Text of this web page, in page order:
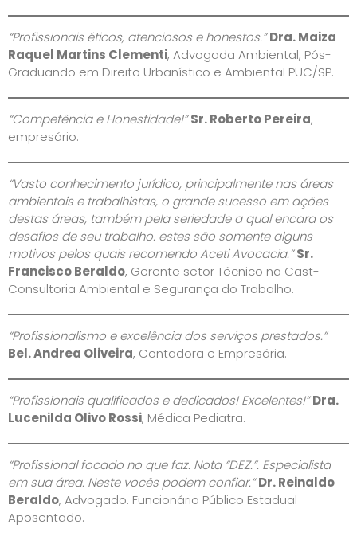
“Profissionais éticos, atenciosos e honestos.” Dra. Maiza
Raquel Martins Clementi, Advogada Ambiental, Pós-
Graduando em Direito Urbanístico e Ambiental PUC/SP.
“Competência e Honestidade!” Sr. Roberto Pereira,
empresário.
“Vasto conhecimento jurídico, principalmente nas áreas
ambientais e trabalhistas, o grande sucesso em ações
destas áreas, também pela seriedade a qual encara os
desafios de seu trabalho. estes são somente alguns
motivos pelos quais recomendo Aceti Avocacia.” Sr.
Francisco Beraldo, Gerente setor Técnico na Cast-
Consultoria Ambiental e Segurança do Trabalho.
“Profissionalismo e excelência dos serviços prestados.”
Bel. Andrea Oliveira, Contadora e Empresária.
“Profissionais qualificados e dedicados! Excelentes!” Dra.
Lucenilda Olivo Rossi, Médica Pediatra.
“Profissional focado no que faz. Nota “DEZ.”. Especialista
em sua área. Neste vocês podem confiar.” Dr. Reinaldo
Beraldo, Advogado. Funcionário Público Estadual
Aposentado.